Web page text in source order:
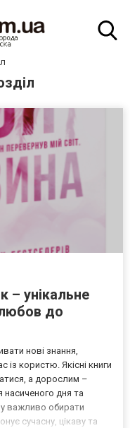
– унікальне
до
нові знання,
користю. Якісні книги
а дорослим –
насиченого дня та
важливо обирати
сучасну, цікаву та